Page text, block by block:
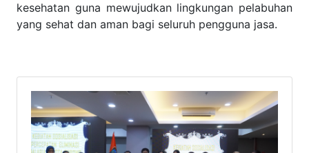
kesehatan guna mewujudkan lingkungan pelabuhan
yang sehat dan aman bagi seluruh pengguna jasa.